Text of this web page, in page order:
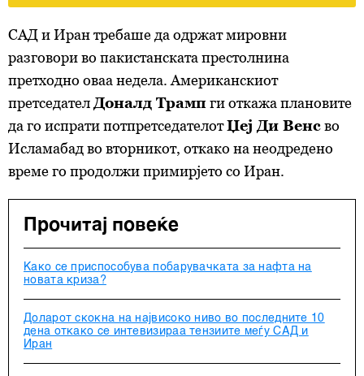
САД и Иран требаше да одржат мировни
разговори во пакистанската престолнина
претходно оваа недела. Американскиот
претседател Доналд Трамп ги откажа плановите
да го испрати потпретседателотЏеј Ди Венсво
Исламабад во вторникот, откако на неодредено
време го продолжи примирјето со Иран.
Прочитај повеќе
Како се приспособува побарувачката за нафта на
новата криза?
Доларот скокна на највисоко ниво во последните 10
дена откако се интевизираа тензиите меѓу САД и
Иран